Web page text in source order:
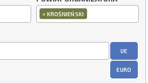
× KROŚNIEŃSKI
UE
EURO